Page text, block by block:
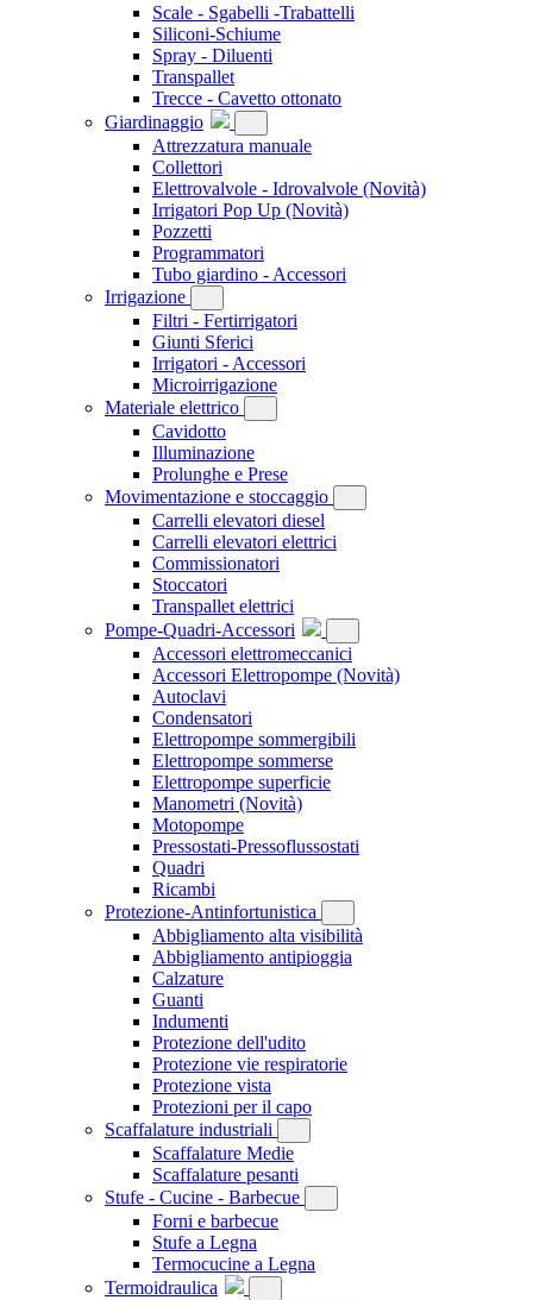
Scale - Sgabelli -Trabattelli
Siliconi-Schiume
Spray - Diluenti
Transpallet
Trecce - Cavetto ottonato
Giardinaggio
Attrezzatura manuale
Collettori
Elettrovalvole - Idrovalvole (Novità)
Irrigatori Pop Up (Novità)
Pozzetti
Programmatori
Tubo giardino - Accessori
Irrigazione
Filtri - Fertirrigatori
Giunti Sferici
Irrigatori - Accessori
Microirrigazione
Materiale elettrico
Cavidotto
Illuminazione
Prolunghe e Prese
Movimentazione e stoccaggio
Carrelli elevatori diesel
Carrelli elevatori elettrici
Commissionatori
Stoccatori
Transpallet elettrici
Pompe-Quadri-Accessori
Accessori elettromeccanici
Accessori Elettropompe (Novità)
Autoclavi
Condensatori
Elettropompe sommergibili
Elettropompe sommerse
Elettropompe superficie
Manometri (Novità)
Motopompe
Pressostati-Pressoflussostati
Quadri
Ricambi
Protezione-Antinfortunistica
Abbigliamento alta visibilità
Abbigliamento antipioggia
Calzature
Guanti
Indumenti
Protezione dell'udito
Protezione vie respiratorie
Protezione vista
Protezioni per il capo
Scaffalature industriali
Scaffalature Medie
Scaffalature pesanti
Stufe - Cucine - Barbecue
Forni e barbecue
Stufe a Legna
Termocucine a Legna
Termoidraulica